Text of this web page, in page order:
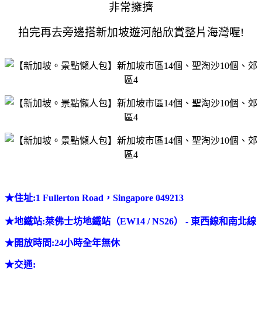
非常擁擠
拍完再去旁邊搭新加坡遊河船欣賞整片海灣喔!
★住址:1 Fullerton Road，Singapore 049213
★地鐵站:萊佛士坊地鐵站（EW14 / NS26） - 東西線和南北線
★開放時間:24小時全年無休
★交通: